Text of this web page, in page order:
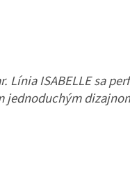
Línia ISABELLE sa